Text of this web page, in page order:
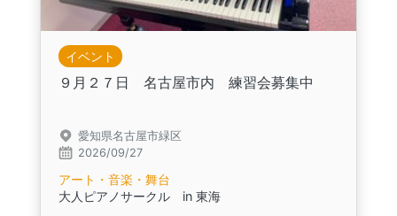
イベント
９月２７日 名古屋市内 練習会募集中
愛知県名古屋市緑区
2026/09/27
アート・音楽・舞台
大人ピアノサークル in 東海